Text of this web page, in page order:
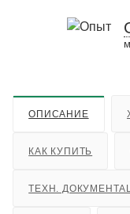
ОПИСАНИЕ
КАК КУПИТЬ
ТЕХН.